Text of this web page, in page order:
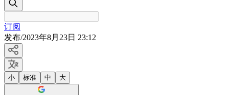
订阅
发布/2023年8月23日 23:12
小 标准 中 大